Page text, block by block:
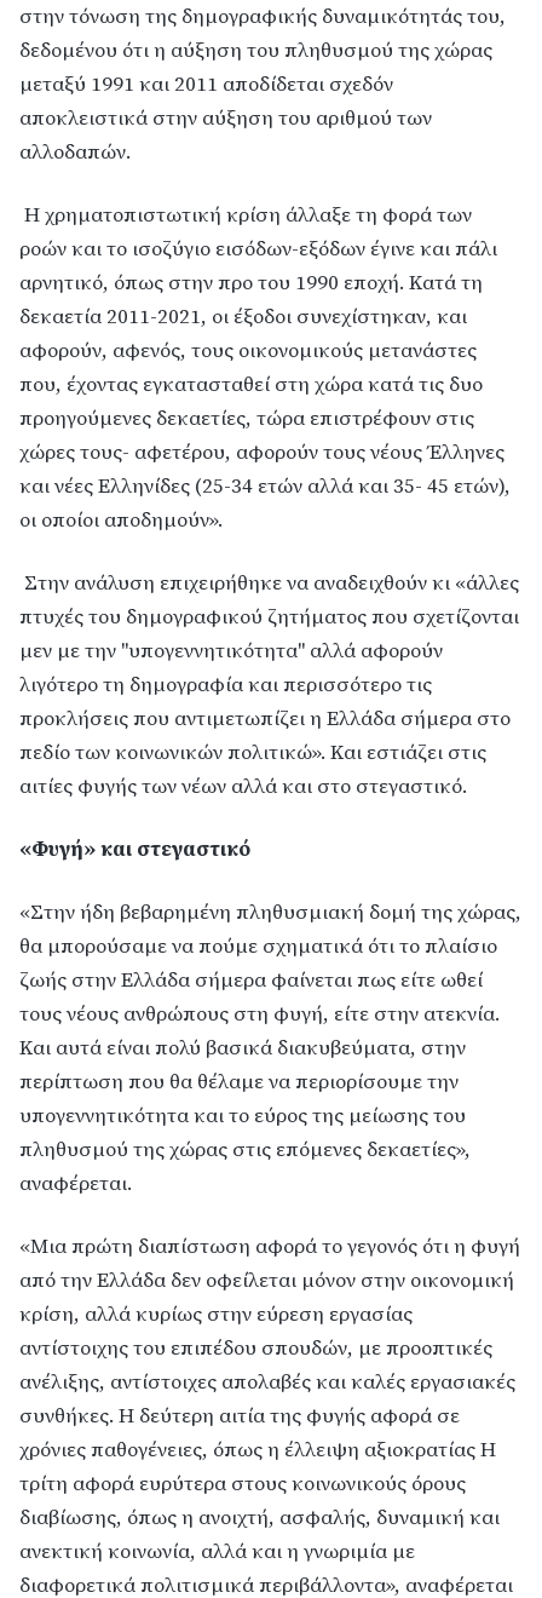
στην τόνωση της δημογραφικής δυναμικότητάς του,
δεδομένου ότι η αύξηση του πληθυσμού της χώρας
μεταξύ 1991 και 2011 αποδίδεται σχεδόν
αποκλειστικά στην αύξηση του αριθμού των
αλλοδαπών.
Η χρηματοπιστωτική κρίση άλλαξε τη φορά των
ροών και το ισοζύγιο εισόδων-εξόδων έγινε και πάλι
αρνητικό, όπως στην προ του 1990 εποχή. Κατά τη
δεκαετία 2011-2021, οι έξοδοι συνεχίστηκαν, και
αφορούν, αφενός, τους οικονομικούς μετανάστες
που, έχοντας εγκατασταθεί στη χώρα κατά τις δυο
προηγούμενες δεκαετίες, τώρα επιστρέφουν στις
χώρες τους- αφετέρου, αφορούν τους νέους Έλληνες
και νέες Ελληνίδες (25-34 ετών αλλά και 35- 45 ετών),
οι οποίοι αποδημούν».
Στην ανάλυση επιχειρήθηκε να αναδειχθούν κι «άλλες
πτυχές του δημογραφικού ζητήματος που σχετίζονται
μεν με την "υπογεννητικότητα" αλλά αφορούν
λιγότερο τη δημογραφία και περισσότερο τις
προκλήσεις που αντιμετωπίζει η Ελλάδα σήμερα στο
πεδίο των κοινωνικών πολιτικώ». Και εστιάζει στις
αιτίες φυγής των νέων αλλά και στο στεγαστικό.
«Φυγή» και στεγαστικό
«Στην ήδη βεβαρημένη πληθυσμιακή δομή της χώρας,
θα μπορούσαμε να πούμε σχηματικά ότι το πλαίσιο
ζωής στην Ελλάδα σήμερα φαίνεται πως είτε ωθεί
τους νέους ανθρώπους στη φυγή, είτε στην ατεκνία.
Και αυτά είναι πολύ βασικά διακυβεύματα, στην
περίπτωση που θα θέλαμε να περιορίσουμε την
υπογεννητικότητα και το εύρος της μείωσης του
πληθυσμού της χώρας στις επόμενες δεκαετίες»,
αναφέρεται.
«Μια πρώτη διαπίστωση αφορά το γεγονός ότι η φυγή
από την Ελλάδα δεν οφείλεται μόνον στην οικονομική
κρίση, αλλά κυρίως στην εύρεση εργασίας
αντίστοιχης του επιπέδου σπουδών, με προοπτικές
ανέλιξης, αντίστοιχες απολαβές και καλές εργασιακές
συνθήκες. Η δεύτερη αιτία της φυγής αφορά σε
χρόνιες παθογένειες, όπως η έλλειψη αξιοκρατίας Η
τρίτη αφορά ευρύτερα στους κοινωνικούς όρους
διαβίωσης, όπως η ανοιχτή, ασφαλής, δυναμική και
ανεκτική κοινωνία, αλλά και η γνωριμία με
διαφορετικά πολιτισμικά περιβάλλοντα», αναφέρεται